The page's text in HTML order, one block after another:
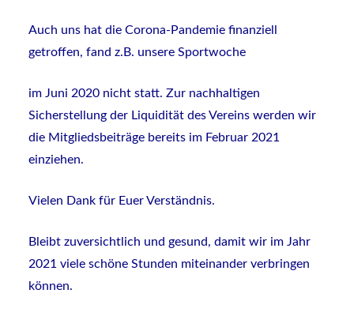
Auch uns hat die Corona-Pandemie finanziell
getroffen, fand z.B. unsere Sportwoche
im Juni 2020 nicht statt. Zur nachhaltigen
Sicherstellung der Liquidität des Vereins werden wir
die Mitgliedsbeiträge bereits im Februar 2021
einziehen.
Vielen Dank für Euer Verständnis.
Bleibt zuversichtlich und gesund, damit wir im Jahr
2021 viele schöne Stunden miteinander verbringen
können.